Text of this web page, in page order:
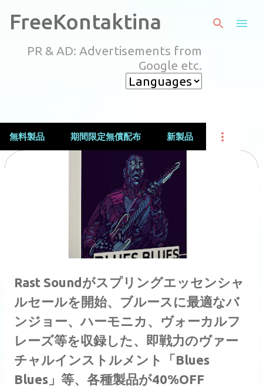
スキップしてメイン コンテンツに移動
FreeKontaktina
PR & AD: Advertisements from
Google etc.
無料製品 期間限定無償配布 新製品
Rast Soundがスプリングエッセンシャ
ルセールを開始、ブルースに最適なバ
ンジョー、ハーモニカ、ヴォーカルフ
レーズ等を収録した、即戦力のヴァー
チャルインストルメント「Blues
Blues」等、各種製品が40%OFF